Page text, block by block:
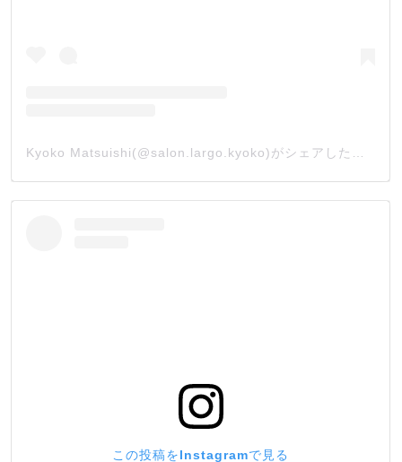
Kyoko Matsuishi(@salon.largo.kyoko)がシェアした投稿
この投稿をInstagramで見る